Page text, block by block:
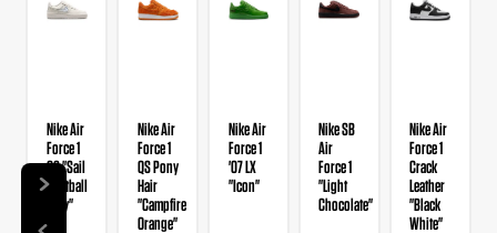
Nike Air
Force 1
GS "Sail
Football
Grey"
Nike Air
Force 1
QS Pony
Hair
"Campfire
Orange"
Nike Air
Force 1
'07 LX
"Icon"
Nike SB
Air
Force 1
"Light
Chocolate"
Nike Air
Force 1
Crack
Leather
"Black
White"